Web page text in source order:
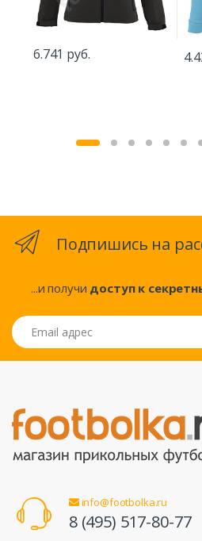
6.741 руб.
Подпишись на
...и получи доступ к
Email адрес
info@footbolka.ru
8 (495) 517-80-77